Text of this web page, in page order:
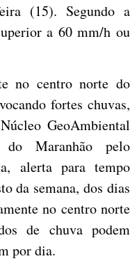
(15). Segundo a
a 60 mm/h ou
no centro norte do
fortes chuvas,
GeoAmbiental
do Maranhão pelo
alerta para tempo
da semana, dos dias
no centro norte
de chuva podem
por dia.